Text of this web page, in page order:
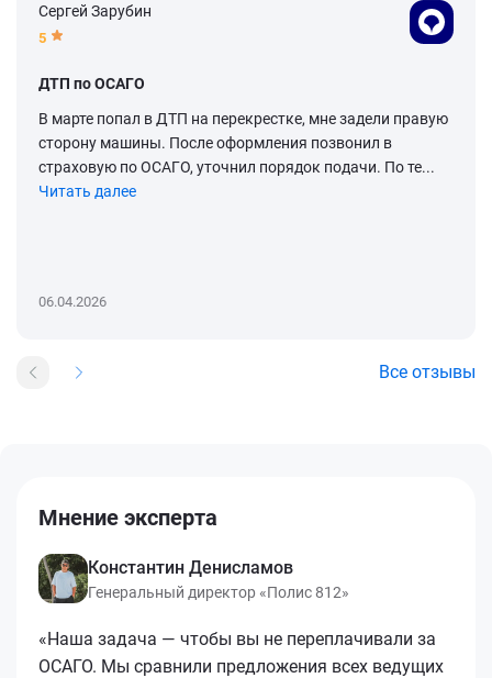
Сергей Зарубин
5
ДТП по ОСАГО
В марте попал в ДТП на перекрестке, мне задели правую
сторону машины. После оформления позвонил в
страховую по ОСАГО, уточнил порядок подачи. По те...
Читать далее
06.04.2026
Все отзывы
Мнение эксперта
Константин Денисламов
Генеральный директор «Полис 812»
«Наша задача — чтобы вы не переплачивали за
ОСАГО. Мы сравнили предложения всех ведущих